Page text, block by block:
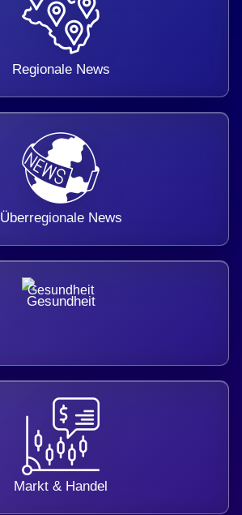
Regionale News
Überregionale News
Gesundheit
Markt & Handel